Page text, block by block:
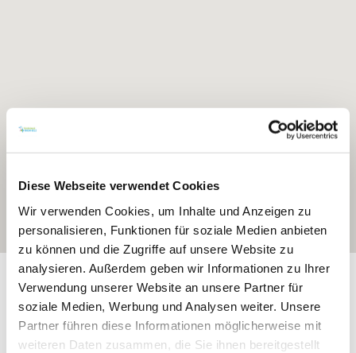
Diese Webseite verwendet Cookies
Wir verwenden Cookies, um Inhalte und Anzeigen zu
personalisieren, Funktionen für soziale Medien anbieten
zu können und die Zugriffe auf unsere Website zu
analysieren. Außerdem geben wir Informationen zu Ihrer
Verwendung unserer Website an unsere Partner für
soziale Medien, Werbung und Analysen weiter. Unsere
Partner führen diese Informationen möglicherweise mit
weiteren Daten zusammen, die Sie ihnen bereitgestellt
Exposition:eben